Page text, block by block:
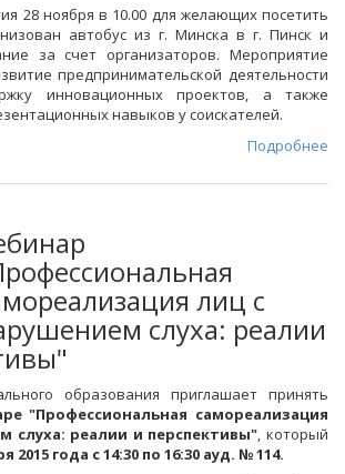
28 ноября в 10.00 для желающих посетить
автобус из г. Минска в г. Пинск и
за счет организаторов. Мероприятие
предпринимательской деятельности
инновационных проектов, а также
навыков у соискателей.
Подробнее
лиц с
слуха: реалии
образования приглашает принять
"Профессиональная самореализация
слуха: реалии и перспективы", который
2015 года с 14:30 по 16:30 ауд. № 114.